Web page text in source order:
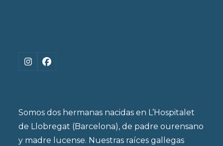
Instagram
Facebook
Somos dos hermanas nacidas en L’Hospitalet
de Llobregat (Barcelona), de padre ourensano
y madre lucense. Nuestras raíces gallegas